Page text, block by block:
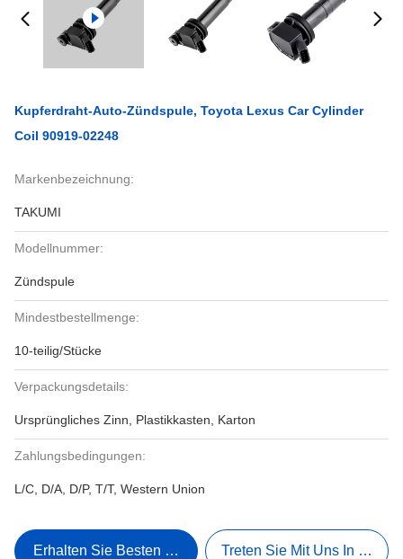
Kupferdraht-Auto-Zündspule, Toyota Lexus Car Cylinder
Coil 90919-02248
Markenbezeichnung:
TAKUMI
Modellnummer:
Zündspule
Mindestbestellmenge:
10-teilig/Stücke
Verpackungsdetails:
Ursprüngliches Zinn, Plastikkasten, Karton
Zahlungsbedingungen:
L/C, D/A, D/P, T/T, Western Union
Erhalten Sie Besten Preis Treten Sie Mit Uns In